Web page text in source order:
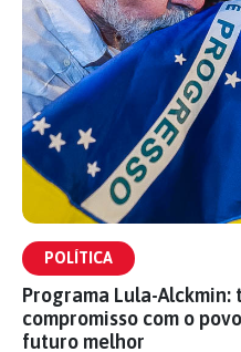
POLÍTICA
Programa Lula-
compromisso com o
futuro melhor